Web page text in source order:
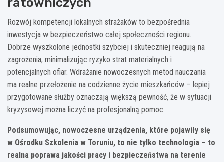
Rozwój kompetencji lokalnych strażaków to bezpośrednia
inwestycja w bezpieczeństwo całej społeczności regionu.
Dobrze wyszkolone jednostki szybciej i skuteczniej reagują na
zagrożenia, minimalizując ryzyko strat materialnych i
potencjalnych ofiar. Wdrażanie nowoczesnych metod nauczania
ma realne przełożenie na codzienne życie mieszkańców – lepiej
przygotowane służby oznaczają większą pewność, że w sytuacji
kryzysowej można liczyć na profesjonalną pomoc.
Podsumowując, nowoczesne urządzenia, które pojawiły się
w Ośrodku Szkolenia w Toruniu, to nie tylko technologia – to
realna poprawa jakości pracy i bezpieczeństwa na terenie